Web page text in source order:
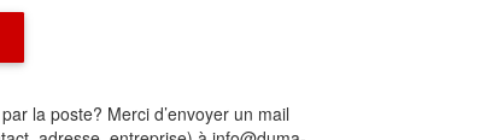
la poste? Merci d’envoyer un mail